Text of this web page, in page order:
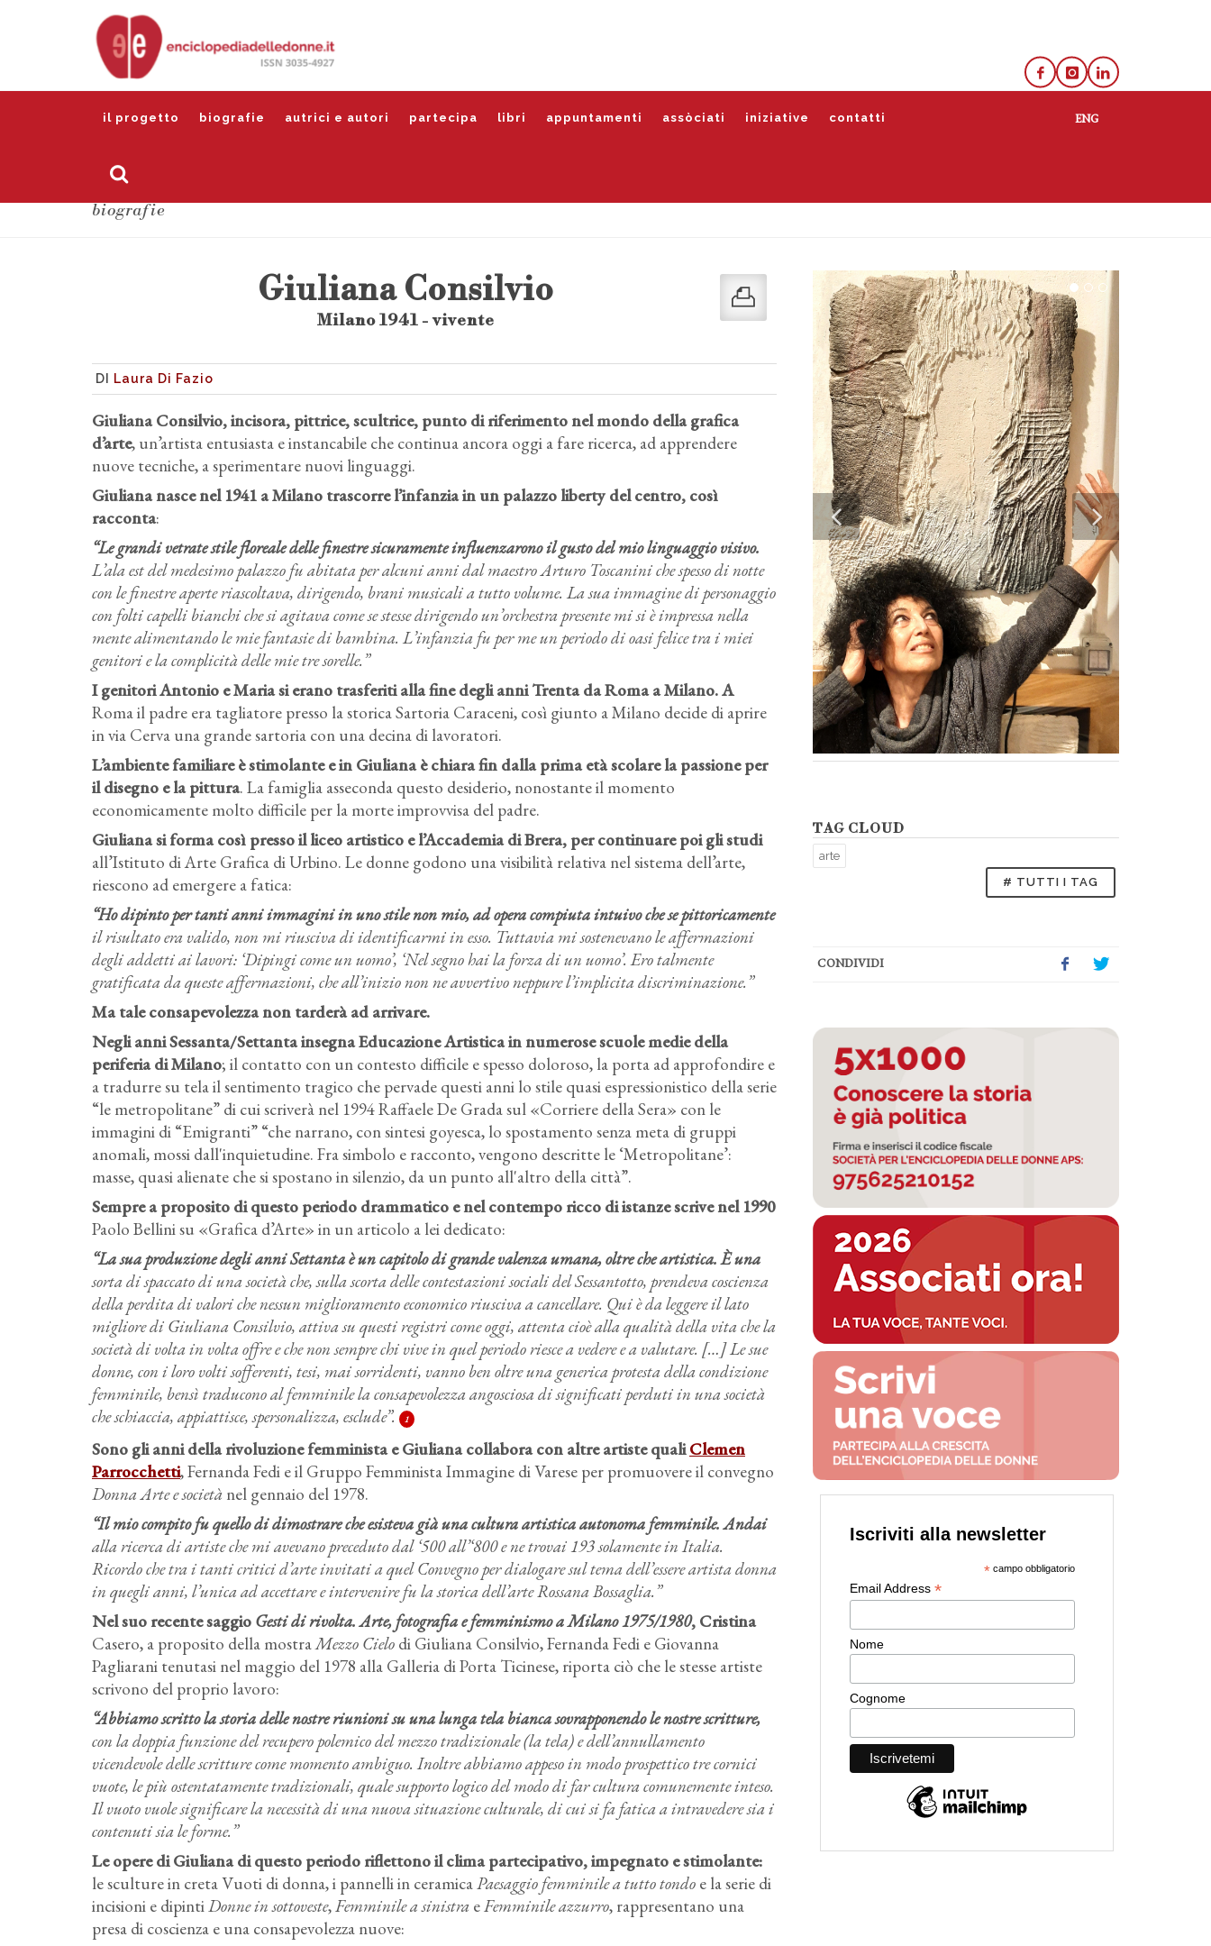
il progetto biografie autrici e autori partecipa libri appuntamenti assòciati iniziative contatti
biografie
TAG CLOUD
arte
# TUTTI I TAG
CONDIVIDI
Giuliana Consilvio
Milano 1941 - vivente
DI Laura Di Fazio
Giuliana Consilvio, incisora, pittrice, scultrice, punto di riferimento nel mondo della grafica
d’arte, un’artista entusiasta e instancabile che continua ancora oggi a fare ricerca, ad apprendere
nuove tecniche, a sperimentare nuovi linguaggi.
Giuliana nasce nel 1941 a Milano trascorre l’infanzia in un palazzo liberty del centro, così
racconta:
“Le grandi vetrate stile floreale delle finestre sicuramente influenzarono il gusto del mio linguaggio visivo.
L’ala est del medesimo palazzo fu abitata per alcuni anni dal maestro Arturo Toscanini che spesso di notte
con le finestre aperte riascoltava, dirigendo, brani musicali a tutto volume. La sua immagine di personaggio
con folti capelli bianchi che si agitava come se stesse dirigendo un’orchestra presente mi si è impressa nella
mente alimentando le mie fantasie di bambina. L’infanzia fu per me un periodo di oasi felice tra i miei
genitori e la complicità delle mie tre sorelle.”
I genitori Antonio e Maria si erano trasferiti alla fine degli anni Trenta da Roma a Milano. A
Roma il padre era tagliatore presso la storica Sartoria Caraceni, così giunto a Milano decide di aprire
in via Cerva una grande sartoria con una decina di lavoratori.
L’ambiente familiare è stimolante e in Giuliana è chiara fin dalla prima età scolare la passione per
il disegno e la pittura. La famiglia asseconda questo desiderio, nonostante il momento
economicamente molto difficile per la morte improvvisa del padre.
Giuliana si forma così presso il liceo artistico e l’Accademia di Brera, per continuare poi gli studi
all’Istituto di Arte Grafica di Urbino. Le donne godono una visibilità relativa nel sistema dell’arte,
riescono ad emergere a fatica:
“Ho dipinto per tanti anni immagini in uno stile non mio, ad opera compiuta intuivo che se pittoricamente
il risultato era valido, non mi riusciva di identificarmi in esso. Tuttavia mi sostenevano le affermazioni
degli addetti ai lavori: ‘Dipingi come un uomo’, ‘Nel segno hai la forza di un uomo’. Ero talmente
gratificata da queste affermazioni, che all’inizio non ne avvertivo neppure l’implicita discriminazione.”
Ma tale consapevolezza non tarderà ad arrivare.
Negli anni Sessanta/Settanta insegna Educazione Artistica in numerose scuole medie della
periferia di Milano; il contatto con un contesto difficile e spesso doloroso, la porta ad approfondire e
a tradurre su tela il sentimento tragico che pervade questi anni lo stile quasi espressionistico della serie
“le metropolitane” di cui scriverà nel 1994 Raffaele De Grada sul «Corriere della Sera» con le
immagini di “Emigranti” “che narrano, con sintesi goyesca, lo spostamento senza meta di gruppi
anomali, mossi dall'inquietudine. Fra simbolo e racconto, vengono descritte le ‘Metropolitane’:
masse, quasi alienate che si spostano in silenzio, da un punto all'altro della città”.
Sempre a proposito di questo periodo drammatico e nel contempo ricco di istanze scrive nel 1990
Paolo Bellini su «Grafica d’Arte» in un articolo a lei dedicato:
“La sua produzione degli anni Settanta è un capitolo di grande valenza umana, oltre che artistica. È una
sorta di spaccato di una società che, sulla scorta delle contestazioni sociali del Sessantotto, prendeva coscienza
della perdita di valori che nessun miglioramento economico riusciva a cancellare. Qui è da leggere il lato
migliore di Giuliana Consilvio, attiva su questi registri come oggi, attenta cioè alla qualità della vita che la
società di volta in volta offre e che non sempre chi vive in quel periodo riesce a vedere e a valutare. […] Le sue
donne, con i loro volti sofferenti, tesi, mai sorridenti, vanno ben oltre una generica protesta della condizione
femminile, bensì traducono al femminile la consapevolezza angosciosa di significati perduti in una società
che schiaccia, appiattisce, spersonalizza, esclude”.
1
Sono gli anni della rivoluzione femminista e Giuliana collabora con altre artiste qualiClemen
Parrocchetti, Fernanda Fedi e il Gruppo Femminista Immagine di Varese per promuovere il convegno
Donna Arte e società nel gennaio del 1978.
“Il mio compito fu quello di dimostrare che esisteva già una cultura artistica autonoma femminile. Andai
alla ricerca di artiste che mi avevano preceduto dal ‘500 all’‘800 e ne trovai 193 solamente in Italia.
Ricordo che tra i tanti critici d’arte invitati a quel Convegno per dialogare sul tema dell’essere artista donna
in quegli anni, l’unica ad accettare e intervenire fu la storica dell’arte Rossana Bossaglia.”
Nel suo recente saggio Gesti di rivolta. Arte, fotografia e femminismo a Milano 1975/1980, Cristina
Casero, a proposito della mostraMezzo Cielo di Giuliana Consilvio, Fernanda Fedi e Giovanna
Pagliarani tenutasi nel maggio del 1978 alla Galleria di Porta Ticinese, riporta ciò che le stesse artiste
scrivono del proprio lavoro:
“Abbiamo scritto la storia delle nostre riunioni su una lunga tela bianca sovrapponendo le nostre scritture,
con la doppia funzione del recupero polemico del mezzo tradizionale (la tela) e dell’annullamento
vicendevole delle scritture come momento ambiguo. Inoltre abbiamo appeso in modo prospettico tre cornici
vuote, le più ostentatamente tradizionali, quale supporto logico del modo di far cultura comunemente inteso.
Il vuoto vuole significare la necessità di una nuova situazione culturale, di cui si fa fatica a intravedere sia i
contenuti sia le forme.”
Le opere di Giuliana di questo periodo riflettono il clima partecipativo, impegnato e stimolante:
le sculture in creta Vuoti di donna, i pannelli in ceramicaPaesaggio femminile a tutto tondo e la serie di
incisioni e dipintiDonne in sottoveste,Femminile a sinistra eFemminile azzurro, rappresentano una
presa di coscienza e una consapevolezza nuove: